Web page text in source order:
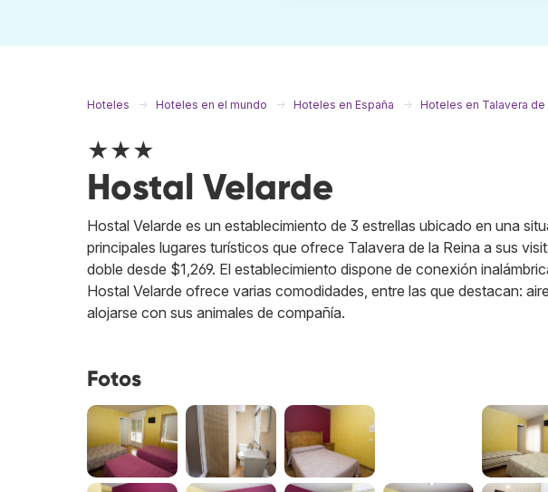
Hoteles Hoteles en el mundo Hoteles en España Hoteles en Talavera de
★★★
Hostal Velarde
Hostal Velarde es un establecimiento de 3 estrellas ubicado en una
principales lugares turísticos que ofrece Talavera de la Reina a sus
doble desde $1,269. El establecimiento dispone de conexión
Hostal Velarde ofrece varias comodidades, entre las que destacan:
alojarse con sus animales de compañía.
Fotos